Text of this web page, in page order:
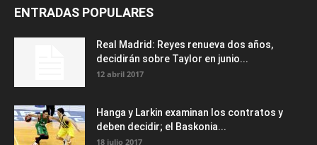
ENTRADAS POPULARES
Real Madrid: Reyes renueva dos años,
decidirán sobre Taylor en junio...
12 abril 2017
Hanga y Larkin examinan los contratos y
deben decidir; el Baskonia...
18 julio 2017